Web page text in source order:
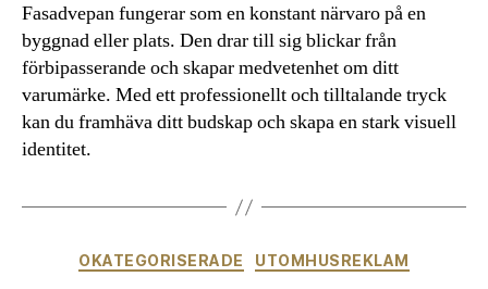
Fasadvepan fungerar som en konstant närvaro på en
byggnad eller plats. Den drar till sig blickar från
förbipasserande och skapar medvetenhet om ditt
varumärke. Med ett professionellt och tilltalande tryck
kan du framhäva ditt budskap och skapa en stark visuell
identitet.
Kategorier
OKATEGORISERADE UTOMHUSREKLAM